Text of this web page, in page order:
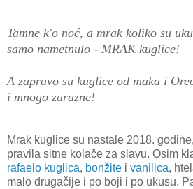
Tamne k'o noć, a mrak koliko su
samo nametnulo - MRAK kuglice!
A zapravo su kuglice od maka i
i mnogo zarazne!
Mrak kuglice su nastale 2018.
pravila sitne kolače za slavu. Osim
rafaelo kuglica, bonžite i vanilica,
malo drugačije i po boji i po ukusu.